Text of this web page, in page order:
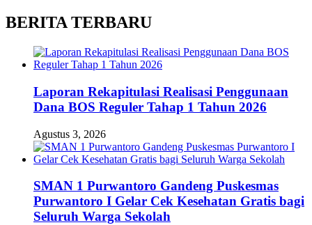
BERITA TERBARU
Laporan Rekapitulasi Realisasi Penggunaan
Dana BOS Reguler Tahap 1 Tahun 2026
Agustus 3, 2026
SMAN 1 Purwantoro Gandeng Puskesmas
Purwantoro I Gelar Cek Kesehatan Gratis bagi
Seluruh Warga Sekolah